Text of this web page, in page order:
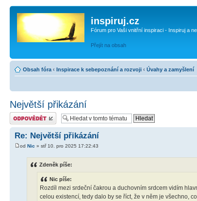
inspiruj.cz
Fórum pro Vaši vnitřní inspiraci - Inspiruj a
Přejít na obsah
Obsah fóra ‹ Inspirace k sebepoznání a rozvoji ‹ Úvahy a zamyšlení
Největší přikázání
Odeslat odpověď
Re: Největší přikázání
od Nic » stř 10. pro 2025 17:22:43
Zdeněk píše:
Nic píše:
Rozdíl mezi srdeční čakrou a duchovním srdcem vidím
celou existencí, tedy dalo by se říct, že v něm je všechno,